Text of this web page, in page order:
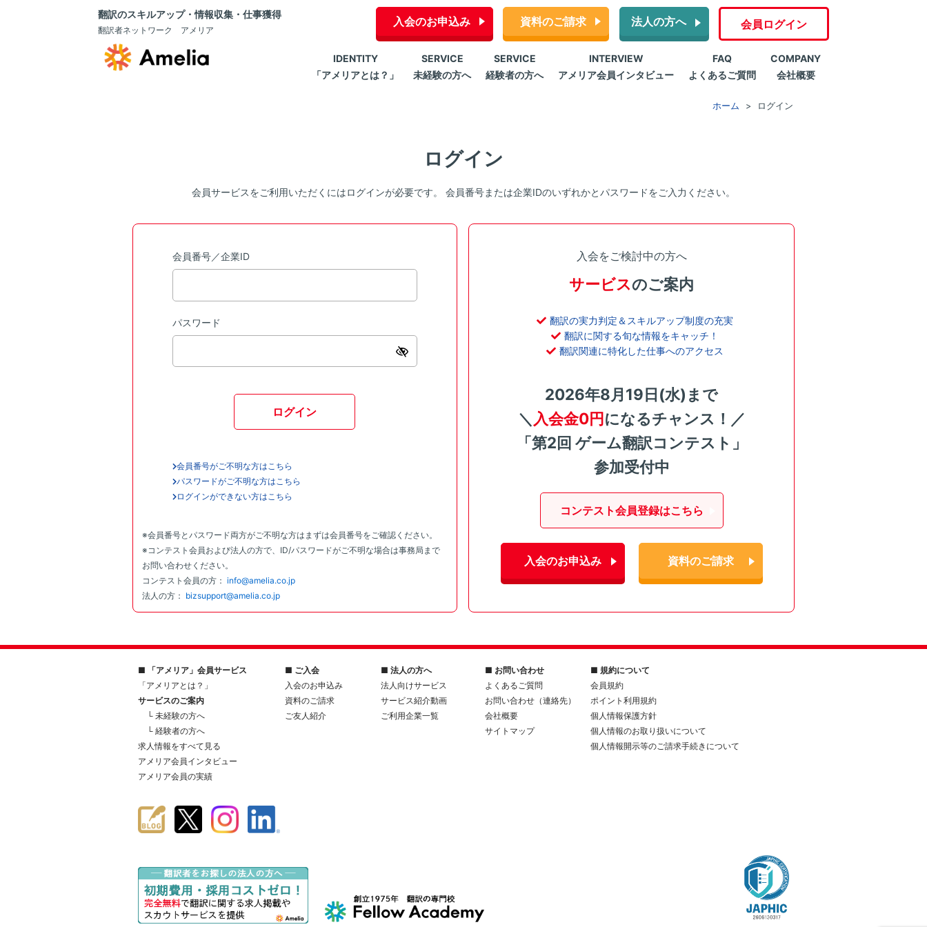
翻訳のスキルアップ・情報収集・仕事獲得
翻訳者ネットワーク アメリア
入会のお申込み 資料のご請求 法人の方へ 会員ログイン
IDENTITY
「アメリアとは？」
SERVICE
未経験の方へ
SERVICE
経験者の方へ
INTERVIEW
アメリア会員インタビュー
FAQ
よくあるご質問
COMPANY
会社概要
ホーム ログイン
ログイン
会員サービスをご利用いただくにはログインが必要です。 会員番号または企業IDのいずれかとパスワードをご入力ください。
会員番号／企業ID
パスワード
ログイン
会員番号がご不明な方はこちら
パスワードがご不明な方はこちら
ログインができない方はこちら
※会員番号とパスワード両方がご不明な方はまずは会員番号をご確認ください。
※コンテスト会員および法人の方で、ID/パスワードがご不明な場合は事務局まで
お問い合わせください。
コンテスト会員の方： info@amelia.co.jp
法人の方： bizsupport@amelia.co.jp
入会をご検討中の方へ
サービスのご案内
翻訳の実力判定＆スキルアップ制度の充実
翻訳に関する旬な情報をキャッチ！
翻訳関連に特化した仕事へのアクセス
2026年8月19日(水)まで
＼ 入会金0円になるチャンス！／
「第2回 ゲーム翻訳コンテスト」
参加受付中
コンテスト会員登録はこちら
入会のお申込み 資料のご請求
■ 「アメリア」会員サービス
「アメリアとは？」
サービスのご案内
└ 未経験の方へ
└ 経験者の方へ
求人情報をすべて見る
アメリア会員インタビュー
アメリア会員の実績
■ ご入会
入会のお申込み
資料のご請求
ご友人紹介
■ 法人の方へ
法人向けサービス
サービス紹介動画
ご利用企業一覧
■ お問い合わせ
よくあるご質問
お問い合わせ（連絡先）
会社概要
サイトマップ
■ 規約について
会員規約
ポイント利用規約
個人情報保護方針
個人情報のお取り扱いについて
個人情報開示等のご請求手続きについて